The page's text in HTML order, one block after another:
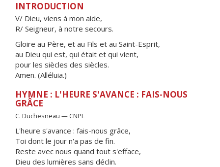
INTRODUCTION
V/ Dieu, viens à mon aide,
R/ Seigneur, à notre secours.
Gloire au Père, et au Fils et au Saint-Esprit,
au Dieu qui est, qui était et qui vient,
pour les siècles des siècles.
Amen. (Alléluia.)
HYMNE : L'HEURE S'AVANCE : FAIS-NOUS
GRÂCE
C. Duchesneau — CNPL
L'heure s'avance : fais-nous grâce,
Toi dont le jour n'a pas de fin.
Reste avec nous quand tout s'efface,
Dieu des lumières sans déclin.